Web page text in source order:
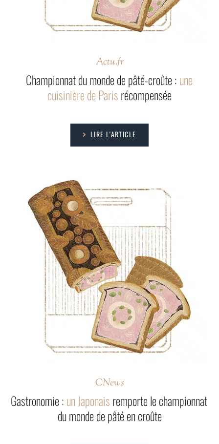
Actu.fr
Championnat du monde de pâté-croûte :une
cuisinière de Parisrécompensée
LIRE L'ARTICLE
CNews
Gastronomie :un Japonaisremporte le championnat
du monde de pâté en croûte